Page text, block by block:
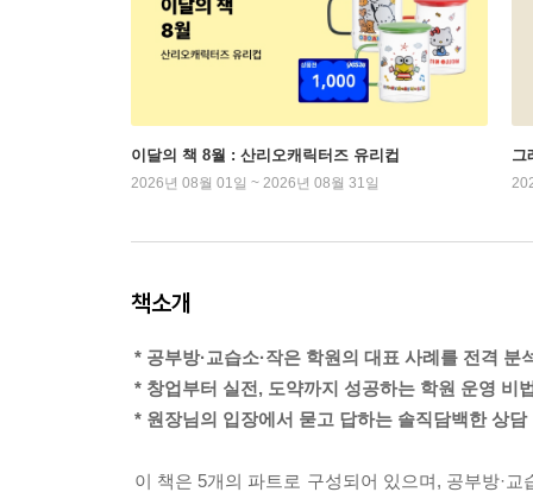
이달의 책 8월 : 산리오캐릭터즈 유리컵
2026년 08월 01일 ~ 2026년 08월 31일
그
책소개
* 공부방·교습소·작은 학원의 대표 사례를 전격 분
* 창업부터 실전, 도약까지 성공하는 학원 운영 비
* 원장님의 입장에서 묻고 답하는 솔직담백한 상담
이 책은 5개의 파트로 구성되어 있으며, 공부방·